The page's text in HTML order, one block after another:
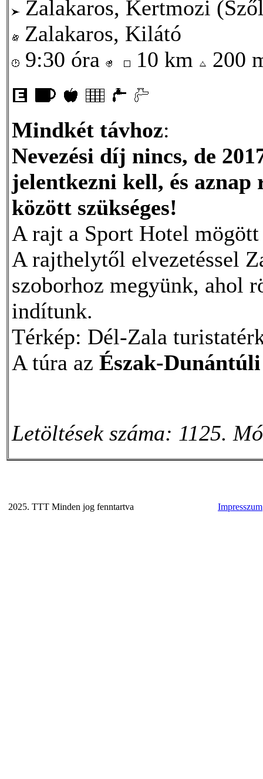
Zalakaros, Kertmozi
Zalakaros, Kilátó
9:30 óra
10 km 200
Mindkét távhoz:
Nevezési díj nincs, de
jelentkezni kell, és aznap
között szükséges!
A rajt a Sport Hotel
A rajthelytől elvezetéssel
szoborhoz megyünk, ahol
indítunk.
Térkép: Dél-Zala
A túra az Észak-
Letöltések száma: 1125.
2025. TTT Minden jog fenntartva Impresszum